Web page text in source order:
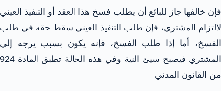
فإن خالفها جاز للبائع أن يطلب فسخ هذا العقد أو التنفيذ العيني
لالتزام المشتري، فإن طلب التنفيذ العيني سقط حقه في طلب
الفسخ، أما إذا طلب الفسخ، فإنه يكون بسبب يرجه إلي
المشتري فيصبح سيئ النية وفي هذه الحالة تطبق المادة 924
من القانون المدني